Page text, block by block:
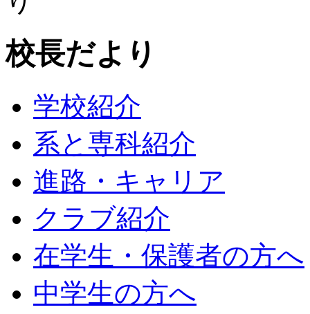
校長だより
学校紹介
系と専科紹介
進路・キャリア
クラブ紹介
在学生・保護者の方へ
中学生の方へ